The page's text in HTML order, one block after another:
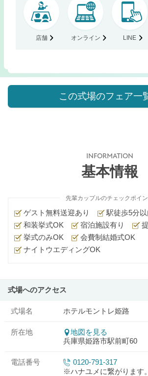
店舗 オンライン LINE
この式場のフェア一
INFORMATION
基本情報
先輩カップルのチェックポイン
ゲスト無料送迎あり
駅徒歩5分以
和装挙式OK
宿泊施設有り
挙式のみOK
会費制結婚式OK
ナイトウエディングOK
式場へのアクセス
式場名 ホテルモントレ姫路
所在地
地図を見る
兵庫県姫路市駅前町60
電話番号
0120-791-317
※ハナユメに繋がります。